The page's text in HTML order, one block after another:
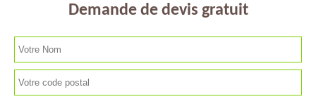
Demande de devis gratuit